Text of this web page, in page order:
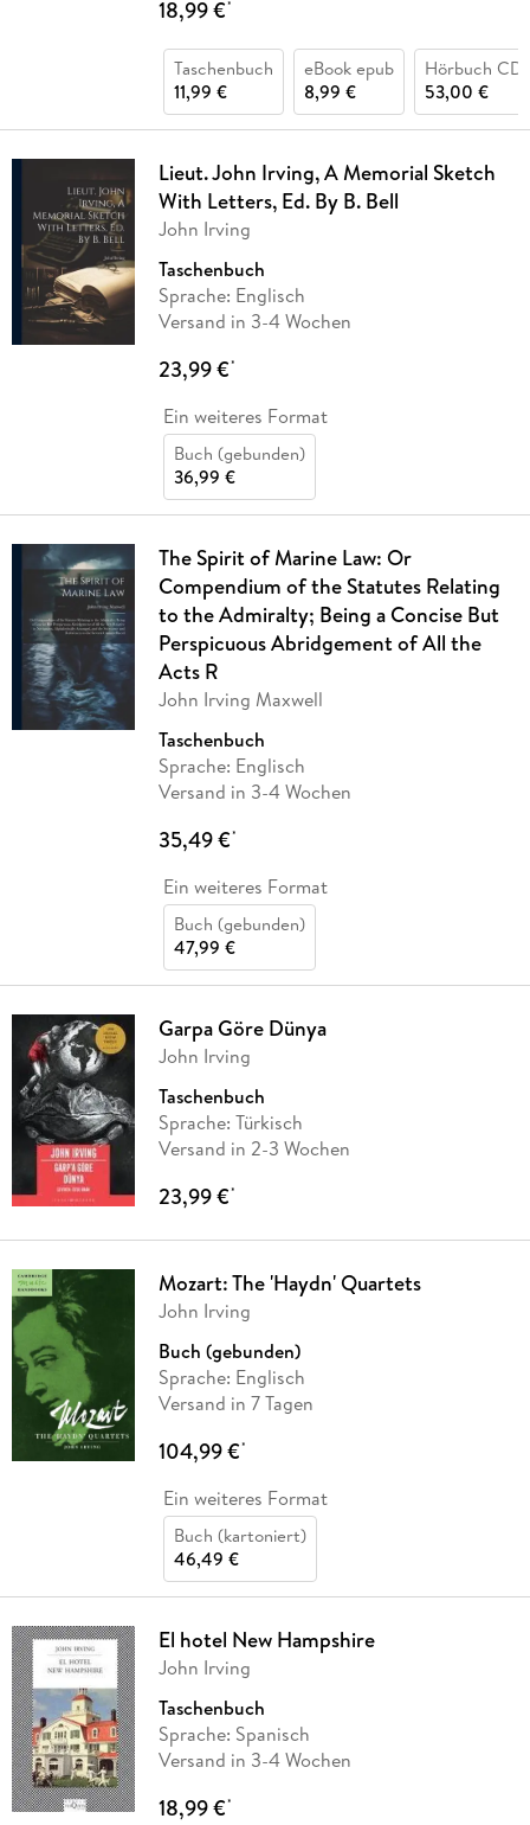
18,99 €*
Taschenbuch
11,99 €
eBook epub
8,99 €
Hörbuch CD
53,00 €
Lieut. John Irving, A Memorial Sketch
With Letters, Ed. By B. Bell
John Irving
Taschenbuch
Sprache: Englisch
Versand in 3-4 Wochen
23,99 €*
Ein weiteres Format
Buch (gebunden)
36,99 €
The Spirit of Marine Law: Or
Compendium of the Statutes Relating
to the Admiralty; Being a Concise But
Perspicuous Abridgement of All the
Acts R
John Irving Maxwell
Taschenbuch
Sprache: Englisch
Versand in 3-4 Wochen
35,49 €*
Ein weiteres Format
Buch (gebunden)
47,99 €
Garpa Göre Dünya
John Irving
Taschenbuch
Sprache: Türkisch
Versand in 2-3 Wochen
23,99 €*
Mozart: The 'Haydn' Quartets
John Irving
Buch (gebunden)
Sprache: Englisch
Versand in 7 Tagen
104,99 €*
Ein weiteres Format
Buch (kartoniert)
46,49 €
El hotel New Hampshire
John Irving
Taschenbuch
Sprache: Spanisch
Versand in 3-4 Wochen
18,99 €*